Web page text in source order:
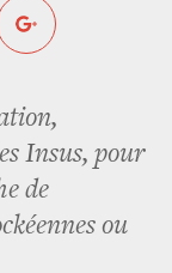
Insus, pour
de
ou